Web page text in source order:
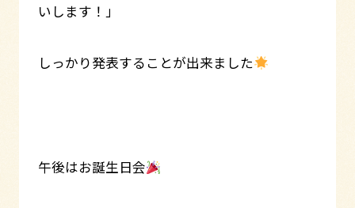
いします！」
しっかり発表することが出来ました
午後はお誕生日会